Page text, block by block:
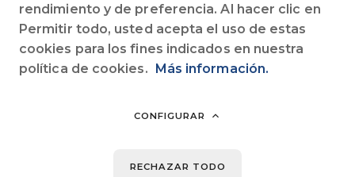
+33160260937
Teléfono
welcome@camping-jablines.com
rendimiento y de preferencia. Al hacer clic en
Permitir todo, usted acepta el uso de estas
cookies para los fines indicados en nuestra
política de cookies. Más información.
CONFIGURAR
RECHAZAR TODO